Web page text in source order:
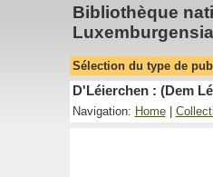
Bibliothèque
Sélection du type de
D'Léierchen : (Dem
Navigation: Home|